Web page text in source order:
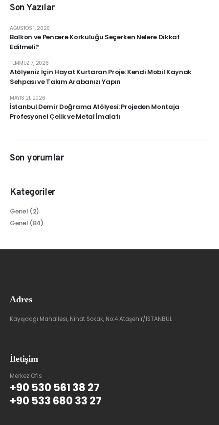
Son Yazılar
Balkon ve Pencere Korkuluğu Seçerken Nelere Dikkat
Edilmeli?
AĞUSTOS 1, 2026
Atölyeniz İçin Hayat Kurtaran Proje: Kendi Mobil Kaynak
Sehpası ve Takım Arabanızı Yapın
TEMMUZ 7, 2026
İstanbul Demir Doğrama Atölyesi: Projeden Montaja
Profesyonel Çelik ve Metal İmalatı
MAYIS 21, 2026
Son yorumlar
Kategoriler
Genel (2)
Genel (84)
Adres
Kayışdağı Mahallesi, Nihat Sokak, No:4 Ataşehir/İSTANBUL
İletişim
Merkez Ofis
+90 530 561 38 27
+90 533 680 33 27